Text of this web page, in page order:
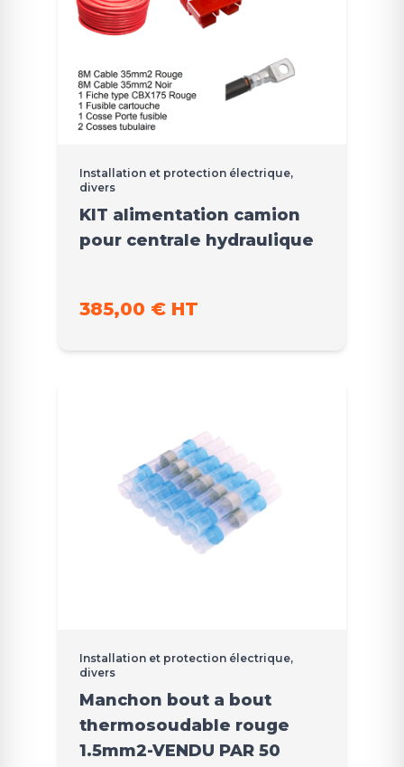
Installation et protection électrique,
divers
KIT alimentation camion
pour centrale hydraulique
385,00 € HT
Installation et protection électrique,
divers
Manchon bout a bout
thermosoudable rouge
1.5mm2-VENDU PAR 50